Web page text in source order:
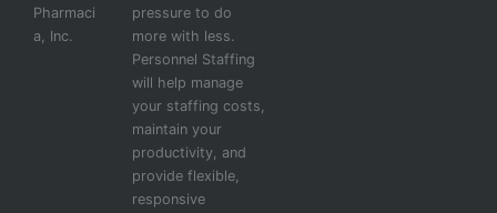
Pharmaci
a, Inc.
pressure to do
more with less.
Personnel Staffing
will help manage
your staffing costs,
maintain your
productivity, and
provide flexible,
responsive